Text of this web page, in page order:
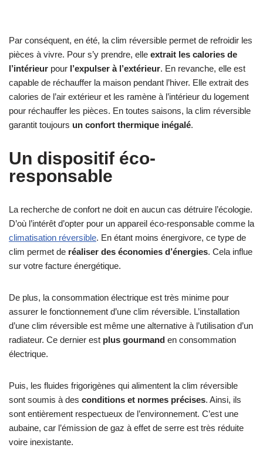
Par conséquent, en été, la clim réversible permet de refroidir les
pièces à vivre. Pour s’y prendre, elle extrait les calories de
l’intérieur pour l’expulser à l’extérieur. En revanche, elle est
capable de réchauffer la maison pendant l’hiver. Elle extrait des
calories de l’air extérieur et les ramène à l’intérieur du logement
pour réchauffer les pièces. En toutes saisons, la clim réversible
garantit toujours un confort thermique inégalé.
Un dispositif éco-
responsable
La recherche de confort ne doit en aucun cas détruire l’écologie.
D’où l’intérêt d’opter pour un appareil éco-responsable comme la
climatisation réversible. En étant moins énergivore, ce type de
clim permet de réaliser des économies d’énergies. Cela influe
sur votre facture énergétique.
De plus, la consommation électrique est très minime pour
assurer le fonctionnement d’une clim réversible. L’installation
d’une clim réversible est même une alternative à l’utilisation d’un
radiateur. Ce dernier est plus gourmand en consommation
électrique.
Puis, les fluides frigorigènes qui alimentent la clim réversible
sont soumis à des conditions et normes précises. Ainsi, ils
sont entièrement respectueux de l’environnement. C’est une
aubaine, car l’émission de gaz à effet de serre est très réduite
voire inexistante.